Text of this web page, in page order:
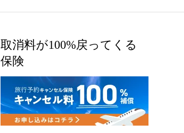
取消料が100%戻ってくる
保険